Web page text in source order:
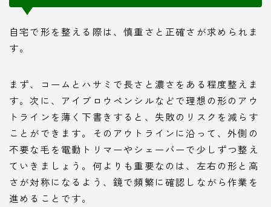
自宅で形を整える際は、慎重さと正確さが求められま
す。
まず、コームとハサミで長さと濃さをある程度整えま
す。次に、アイブロウペンシルなどで理想の形のアウ
トラインを薄く下書きすると、失敗のリスクを減らす
ことができます。そのアウトラインに沿って、外側の
不要な毛を電動トリマーやシェーバーで少しずつ整え
ていきましょう。何よりも重要なのは、左右の形と高
さが対称になるよう、鏡で頻繁に確認しながら作業を
進めることです。